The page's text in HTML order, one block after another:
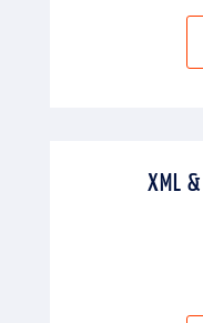
XML &